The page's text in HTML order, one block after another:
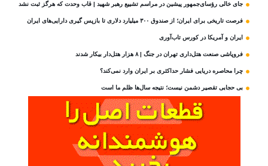
جای خالی رؤسای‌جمهور پیشین در مراسم تشییع رهبر شهید | قاب وحدت که هرگز ثبت نشد
فرصت تاریخی برای ایران؛ از صندوق ۳۰۰ میلیارد دلاری تا بازپس گیری دارایی‌های ایران
ایران و آمریکا در کورس تاب‌آوری
فروپاشی صنعت هتل‌داری تهران در جنگ | ۸ هزار هتل‌دار بیکار شدند
چرا محاصره دریایی فشار حداکثری بر ایران وارد نمی‌کند؟
بی‌ حجابی تقصیر دشمن نیست؛ نتیجه سال‌ها ظلم ما است